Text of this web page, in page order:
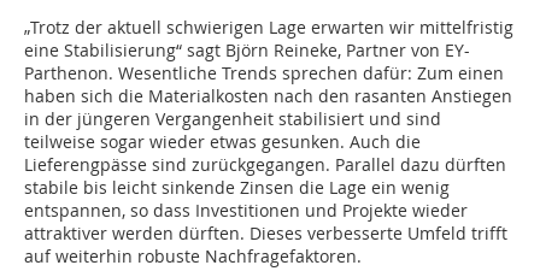
„Trotz der aktuell schwierigen Lage erwarten wir mittelfristig
eine Stabilisierung“ sagt Björn Reineke, Partner von EY-
Parthenon. Wesentliche Trends sprechen dafür: Zum einen
haben sich die Materialkosten nach den rasanten Anstiegen
in der jüngeren Vergangenheit stabilisiert und sind
teilweise sogar wieder etwas gesunken. Auch die
Lieferengpässe sind zurückgegangen. Parallel dazu dürften
stabile bis leicht sinkende Zinsen die Lage ein wenig
entspannen, so dass Investitionen und Projekte wieder
attraktiver werden dürften. Dieses verbesserte Umfeld trifft
auf weiterhin robuste Nachfragefaktoren.